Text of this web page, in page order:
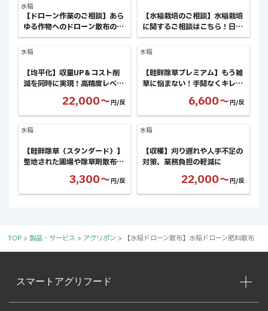
水稲
【ドローン作業のご相談】あら
ゆる作物へのドローン散布のご
相談！ex.産地への防除立上な
ど
【水稲栽培のご相談】水稲栽培
に関するご相談はこちら！日々
の管理や作業のお悩みなど
水稲
【均平化】収量UP＆コスト削
減を同時に実現！高精度レベラ
ーで圃場を均平に22,000〜円/反
水稲
【畦畔除草プレミアム】もう雑
草に悩まない！手間なくキレイ
6,600〜円/反
水稲
【畦畔除草（スタンダード）】
整地された圃場や除草剤散布前
の簡易除草に最適なお手軽プラ
3,300〜円/反
水稲
【収穫】刈り遅れや人手不足の
対策、業務負担の軽減に
22,000〜円/反
TOP > 製品・サービス > アグリポン > 【水稲ドローン散布】水稲ドローン肥料散布
スマートアグリフード